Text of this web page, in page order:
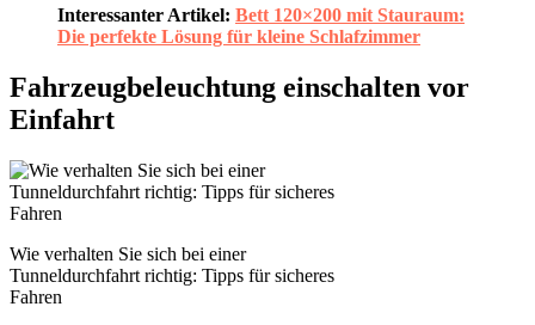
Interessanter Artikel: Bett 120×200 mit Stauraum:
Die perfekte Lösung für kleine Schlafzimmer
Fahrzeugbeleuchtung einschalten vor
Einfahrt
Wie verhalten Sie sich bei einer
Tunneldurchfahrt richtig: Tipps für sicheres
Fahren